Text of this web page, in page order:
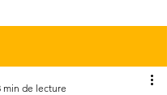
min de lecture